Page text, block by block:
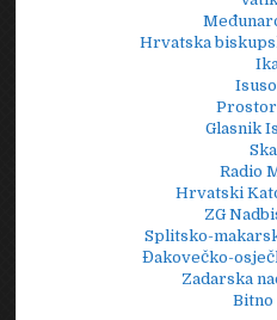
Hrvatska
Prostor
Glasnik
Radio
Hrvatski
ZG
Splitsko-
Đakovečko-
Zadarska
Bitno